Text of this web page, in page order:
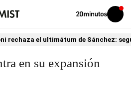
Volver
Iniciar
sesión
rechaza el ultimátum de Sánchez:
en su expansión